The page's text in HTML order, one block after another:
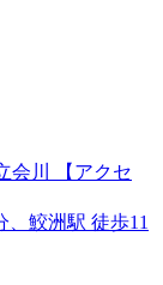
会川 【アクセ
鮫洲駅 徒歩11